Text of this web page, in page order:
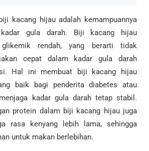
kacang hijau adalah kemampuannya
gula darah. Biji kacang hijau
rendah, yang berarti tidak
cepat dalam kadar gula darah
Hal ini membuat biji kacang hijau
baik bagi penderita diabetes atau
kadar gula darah tetap stabil.
protein dalam biji kacang hijau juga
rasa kenyang lebih lama, sehingga
untuk makan berlebihan.